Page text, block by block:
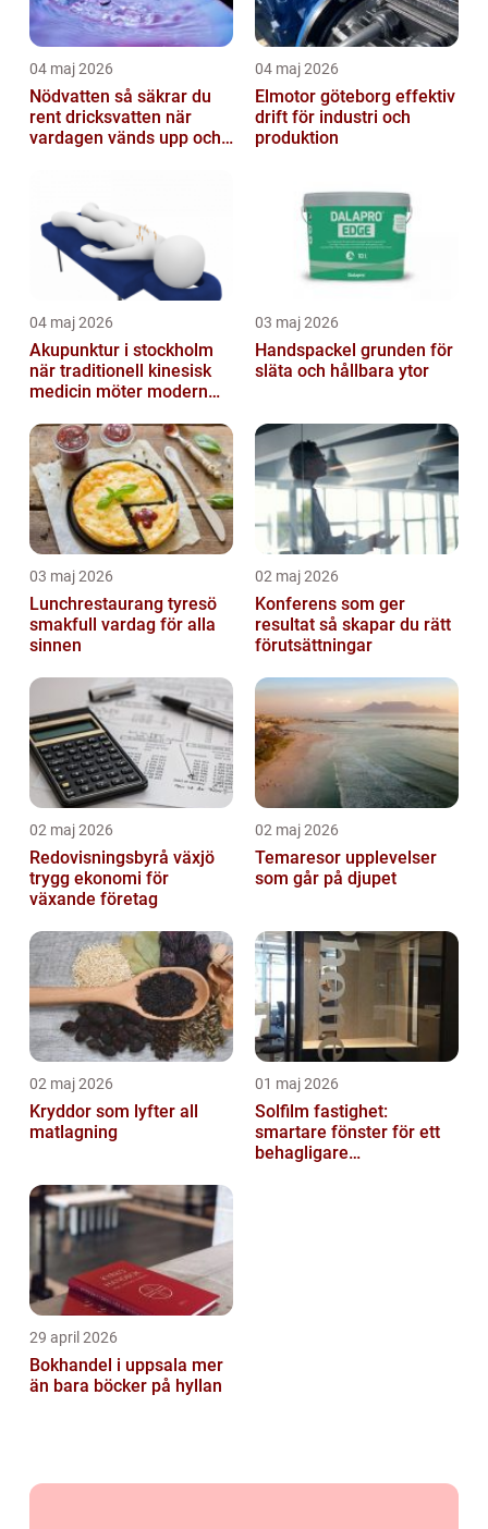
04 maj 2026
Nödvatten så säkrar du
rent dricksvatten när
vardagen vänds upp och
04 maj 2026
Elmotor göteborg effektiv
drift för industri och
produktion
04 maj 2026
Akupunktur i stockholm
när traditionell kinesisk
medicin möter modern
03 maj 2026
Handspackel grunden för
släta och hållbara ytor
03 maj 2026
Lunchrestaurang tyresö
smakfull vardag för alla
sinnen
02 maj 2026
Konferens som ger
resultat så skapar du rätt
förutsättningar
02 maj 2026
Redovisningsbyrå växjö
trygg ekonomi för
växande företag
02 maj 2026
Temaresor upplevelser
som går på djupet
02 maj 2026
Kryddor som lyfter all
matlagning
01 maj 2026
Solfilm fastighet:
smartare fönster för ett
behagligare
29 april 2026
Bokhandel i uppsala mer
än bara böcker på hyllan